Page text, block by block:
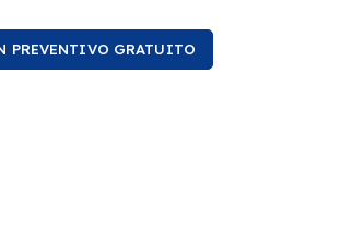
PREVENTIVO GRATUITO